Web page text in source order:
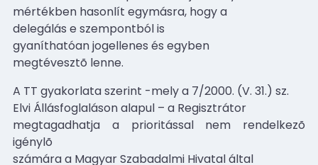
mértékben hasonlít egymásra, hogy a
delegálás e szempontból is
gyaníthatóan jogellenes és egyben
megtévesztõ lenne.
A TT gyakorlata szerint -mely a 7/2000. (V. 31.) sz.
Elvi Állásfoglaláson alapul – a Regisztrátor
megtagadhatja a prioritással nem rendelkezõ
igénylõ
számára a Magyar Szabadalmi Hivatal által